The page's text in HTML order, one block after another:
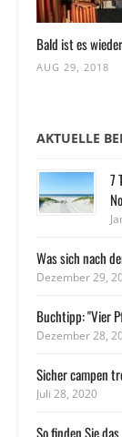
Bald ist es
AUG 29, 2018
AKTUELLE
7
Was sich nach
Dezember 29,
Buchtipp: "Vier
Dezember 28,
Sicher campen
Juli 28, 2020
So finden Sie